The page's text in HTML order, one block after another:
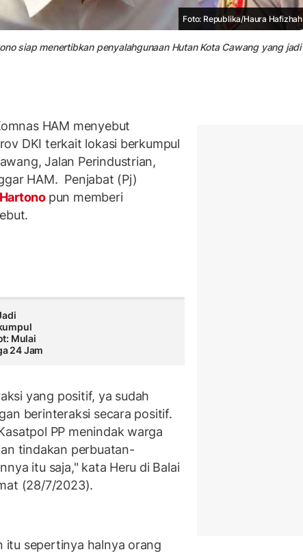
Foto: Republika/Haura Hafizhah
siap menertibkan penyalahgunaan Hutan Kota Cawang yang jadi
HAM menyebut
DKI terkait lokasi berkumpul
Jalan Perindustrian,
HAM. Penjabat (Pj)
pun memberi
Mulai
24 Jam
yang positif, ya sudah
berinteraksi secara positif.
PP menindak warga
tindakan perbuatan-
itu saja," kata Heru di Balai
(28/7/2023).
itu sepertinya halnya orang